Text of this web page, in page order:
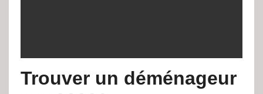
Trouver un déménageur